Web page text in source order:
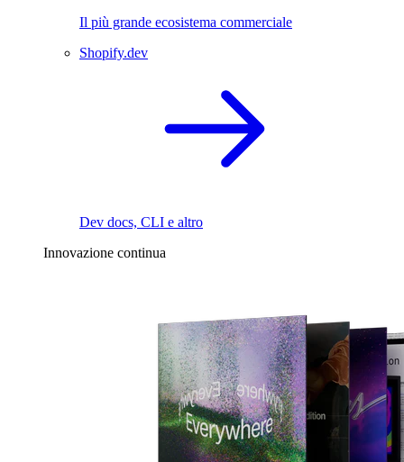
Il più grande ecosistema commerciale
Shopify.dev
Dev docs, CLI e altro
Innovazione continua